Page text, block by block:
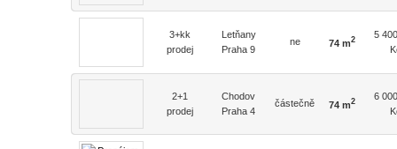
3+kk
prodej
Letňany
Praha 9
ne 74 m2
5
2+1
prodej
Chodov
Praha 4
částečně 74 m2
6